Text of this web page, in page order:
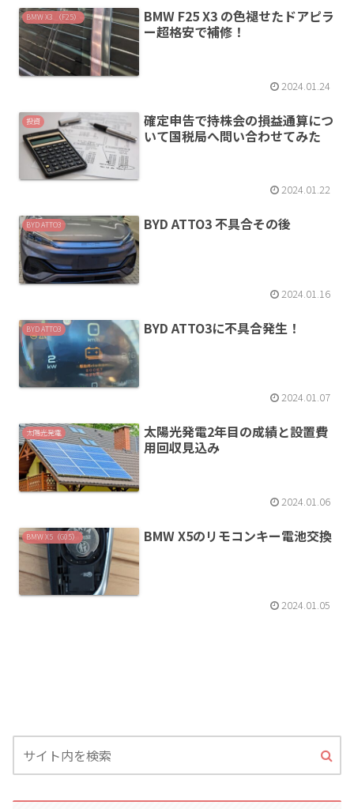
BMW X3 （F25）
BMW F25 X3 の色褪せたドアピラ
ー超格安で補修！
2024.01.24
投資
確定申告で持株会の損益通算につ
いて国税局へ問い合わせてみた
2024.01.22
BYD ATTO3 BYD ATTO3 不具合その後
2024.01.16
BYD ATTO3 BYD ATTO3に不具合発生！
2024.01.07
太陽光発電
太陽光発電2年目の成績と設置費
用回収見込み
2024.01.06
BMW X5（G05） BMW X5のリモコンキー電池交換
2024.01.05